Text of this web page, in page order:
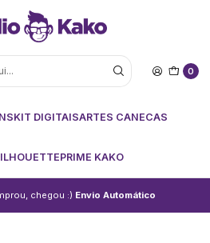
0
KIT DIGITAISARTES CANECAS
PRIME KAKO
chegou :) Envio Automático